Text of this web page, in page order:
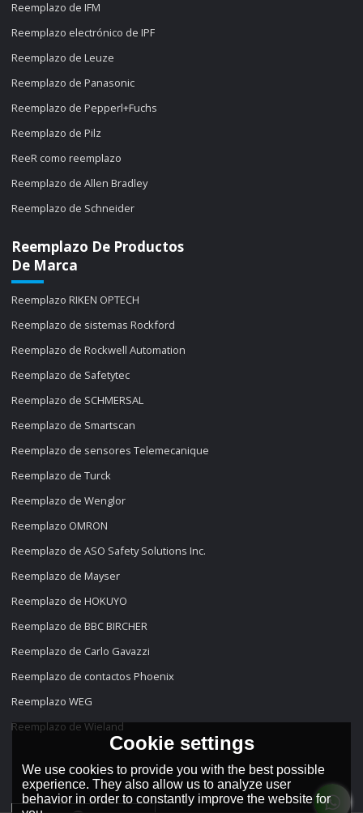
Reemplazo de IFM
Reemplazo electrónico de IPF
Reemplazo de Leuze
Reemplazo de Panasonic
Reemplazo de Pepperl+Fuchs
Reemplazo de Pilz
ReeR como reemplazo
Reemplazo de Allen Bradley
Reemplazo de Schneider
Reemplazo De Productos
De Marca
Reemplazo RIKEN OPTECH
Reemplazo de sistemas Rockford
Reemplazo de Rockwell Automation
Reemplazo de Safetytec
Reemplazo de SCHMERSAL
Reemplazo de Smartscan
Reemplazo de sensores Telemecanique
Reemplazo de Turck
Reemplazo de Wenglor
Reemplazo OMRON
Reemplazo de ASO Safety Solutions Inc.
Reemplazo de Mayser
Reemplazo de HOKUYO
Reemplazo de BBC BIRCHER
Reemplazo de Carlo Gavazzi
Reemplazo de contactos Phoenix
Reemplazo WEG
Reemplazo de Wieland
Cookie settings
We use cookies to provide you with the best possible
experience. They also allow us to analyze user
behavior in order to constantly improve the website for